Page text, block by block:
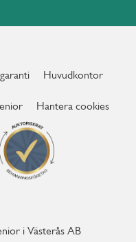
Huvudkontor
Hantera cookies
i Västerås AB